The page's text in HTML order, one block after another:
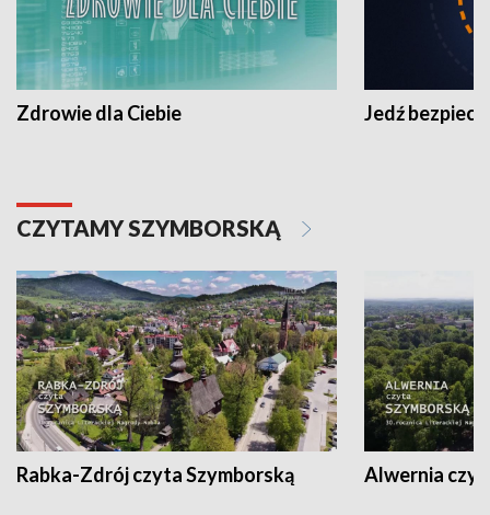
Zdrowie dla Ciebie Jedź
CZYTAMY SZYMBORSKĄ
Rabka-Zdrój czyta Szymborską Alwernia